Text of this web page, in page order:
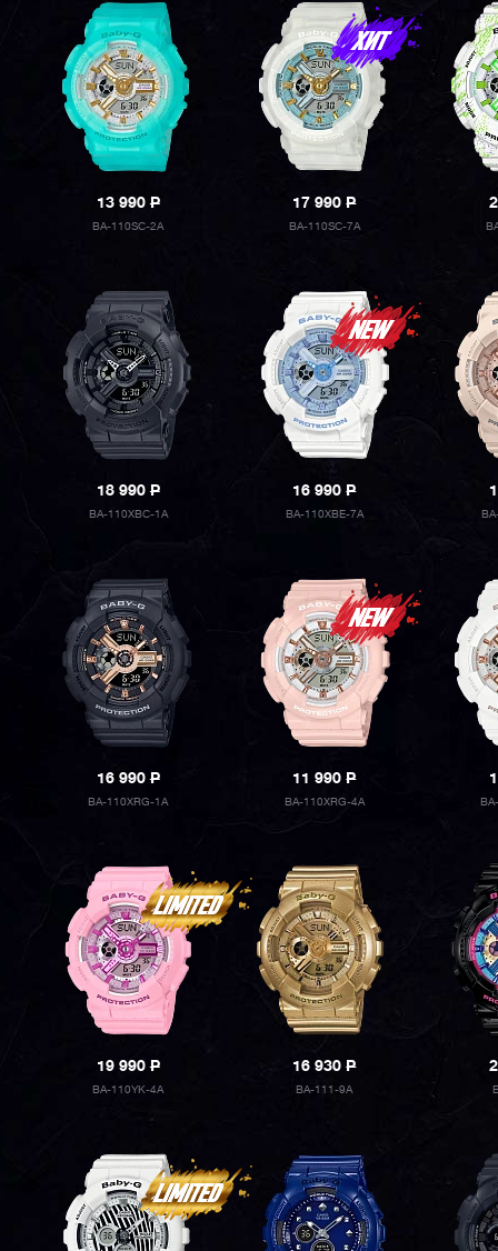
13 990P
BA-110SC-2A
17 990P
BA-110SC-7A
18 990P
BA-110XBC-1A
16 990P
BA-110XBE-7A
16 990P
BA-110XRG-1A
11 990P
BA-110XRG-4A
19 990P
BA-110YK-4A
16 930P
BA-111-9A